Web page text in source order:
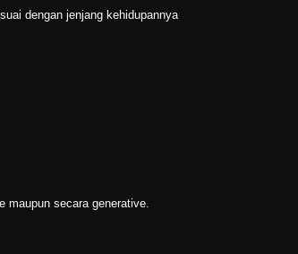
dengan jenjang kehidupannya
maupun secara generative.